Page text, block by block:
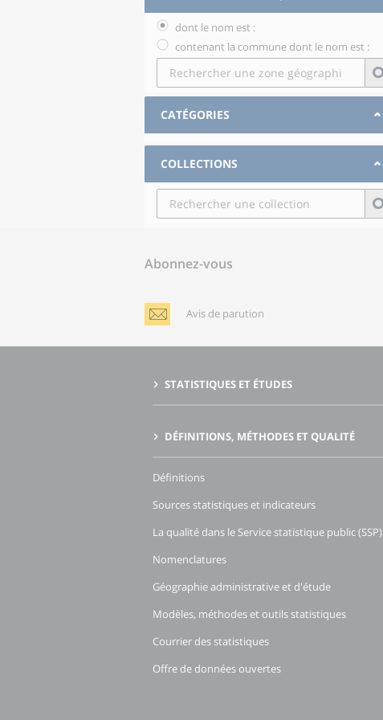
dont le nom est :
contenant la commune dont le nom est :
CATÉGORIES
COLLECTIONS
Abonnez-vous
Avis de parution
STATISTIQUES ET ÉTUDES
DÉFINITIONS, MÉTHODES ET QUALITÉ
Définitions
Sources statistiques et indicateurs
La qualité dans le Service statistique public (SSP)
Nomenclatures
Géographie administrative et d'étude
Modèles, méthodes et outils statistiques
Courrier des statistiques
Offre de données ouvertes